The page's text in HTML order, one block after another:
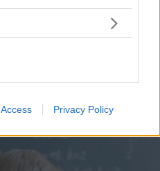
behaviour. You may click to
purposes in below Google
Privacy Policy